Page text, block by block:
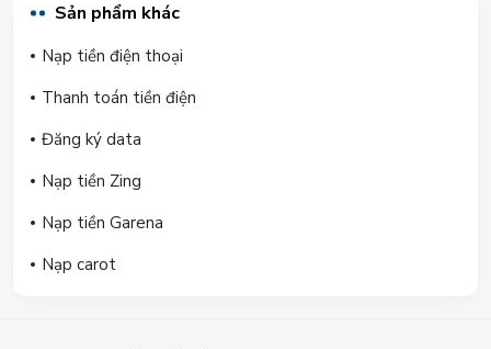
Sản phẩm khác
Nạp tiền điện thoại
Thanh toán tiền điện
Đăng ký data
Nạp tiền Zing
Nạp tiền Garena
Nạp carot